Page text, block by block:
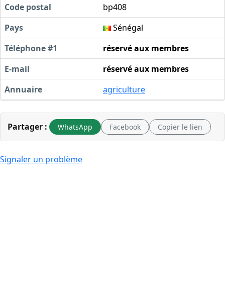
Code postal
bp408
Pays
Sénégal
Téléphone #1
réservé aux membres
E-mail
réservé aux membres
Annuaire
agriculture
Partager : WhatsApp Facebook Copier le lien
Signaler un problème